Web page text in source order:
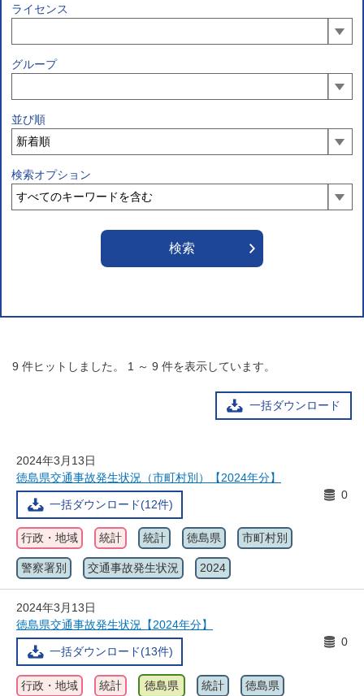
ライセンス
グループ
並び順
検索オプション
9 件ヒットしました。 1 ～ 9 件を表示しています。
一括ダウンロード
2024年3月13日
徳島県交通事故発生状況（市町村別）【2024年分】
一括ダウンロード(12件)
0
行政・地域 統計 統計 徳島県 市町村別
警察署別 交通事故発生状況 2024
2024年3月13日
徳島県交通事故発生状況【2024年分】
一括ダウンロード(13件)
0
行政・地域 統計 徳島県 統計 徳島県